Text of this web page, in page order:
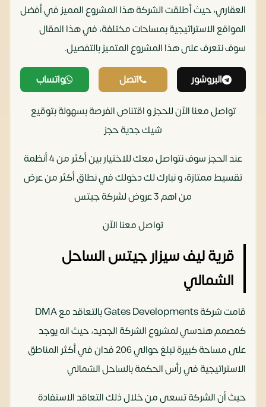
العقاري، حيث أطلقت الشركة هذا المشروع المميز في أفضل
المواقع الاستراتيجية بمساحات مختلفة، في هذا المقال
سوف نتعرف على هذا المشروع المتميز بالتفصيل.
البروشور اتصل واتساب
تواصل معنا الآن للحجز و اقتناص الفرصة بسهولة بتوقيع
شيك جدية حجز
عند الحجز سوف نتواصل معك للاختيار بين أكثر من 4 أنظمة
تقسيط ممتازة، و نبارك لك دخولك في نطاق أكثر من عرض
من اهم 3 عروض لشركة جيتس
تواصل معنا الآن‏
قرية ليف سيزار جيتس الساحل
الشمالي
قامت شركة Gates Developments بالتعاقد مع DMA
كمصمم هندسي لمشروع الشركة الجديد، حيث انه يوجد
على مساحة كبيرة تبلغ حوالي 206 فدان في أكثر المناطق
الاستراتيجية في رأس الحكمة بالساحل الشمالي
حيث أن الشركة تسعى من خلال ذلك التعاقد الاستفادة